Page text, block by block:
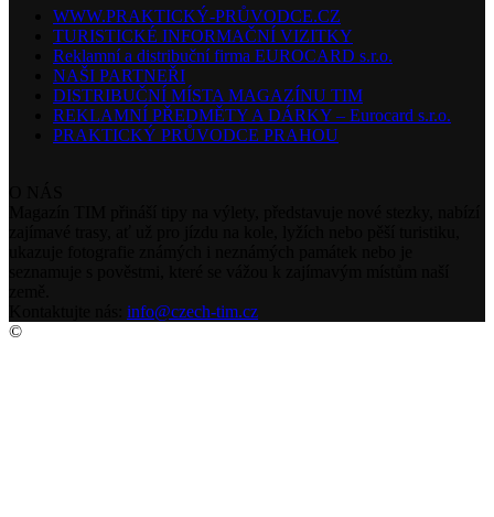
WWW.PRAKTICKÝ-PRŮVODCE.CZ
TURISTICKÉ INFORMAČNÍ VIZITKY
Reklamní a distribuční firma EUROCARD s.r.o.
NAŠI PARTNEŘI
DISTRIBUČNÍ MÍSTA MAGAZÍNU TIM
REKLAMNÍ PŘEDMĚTY A DÁRKY – Eurocard s.r.o.
PRAKTICKÝ PRŮVODCE PRAHOU
info@czech-tim.cz
©